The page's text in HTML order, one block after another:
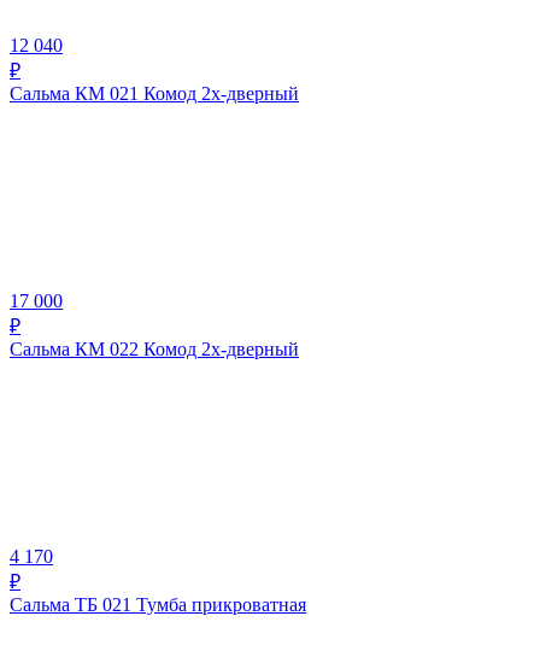
12 040
₽
Сальма КМ 021 Комод 2х-дверный
17 000
₽
Сальма КМ 022 Комод 2х-дверный
4 170
₽
Сальма ТБ 021 Тумба прикроватная